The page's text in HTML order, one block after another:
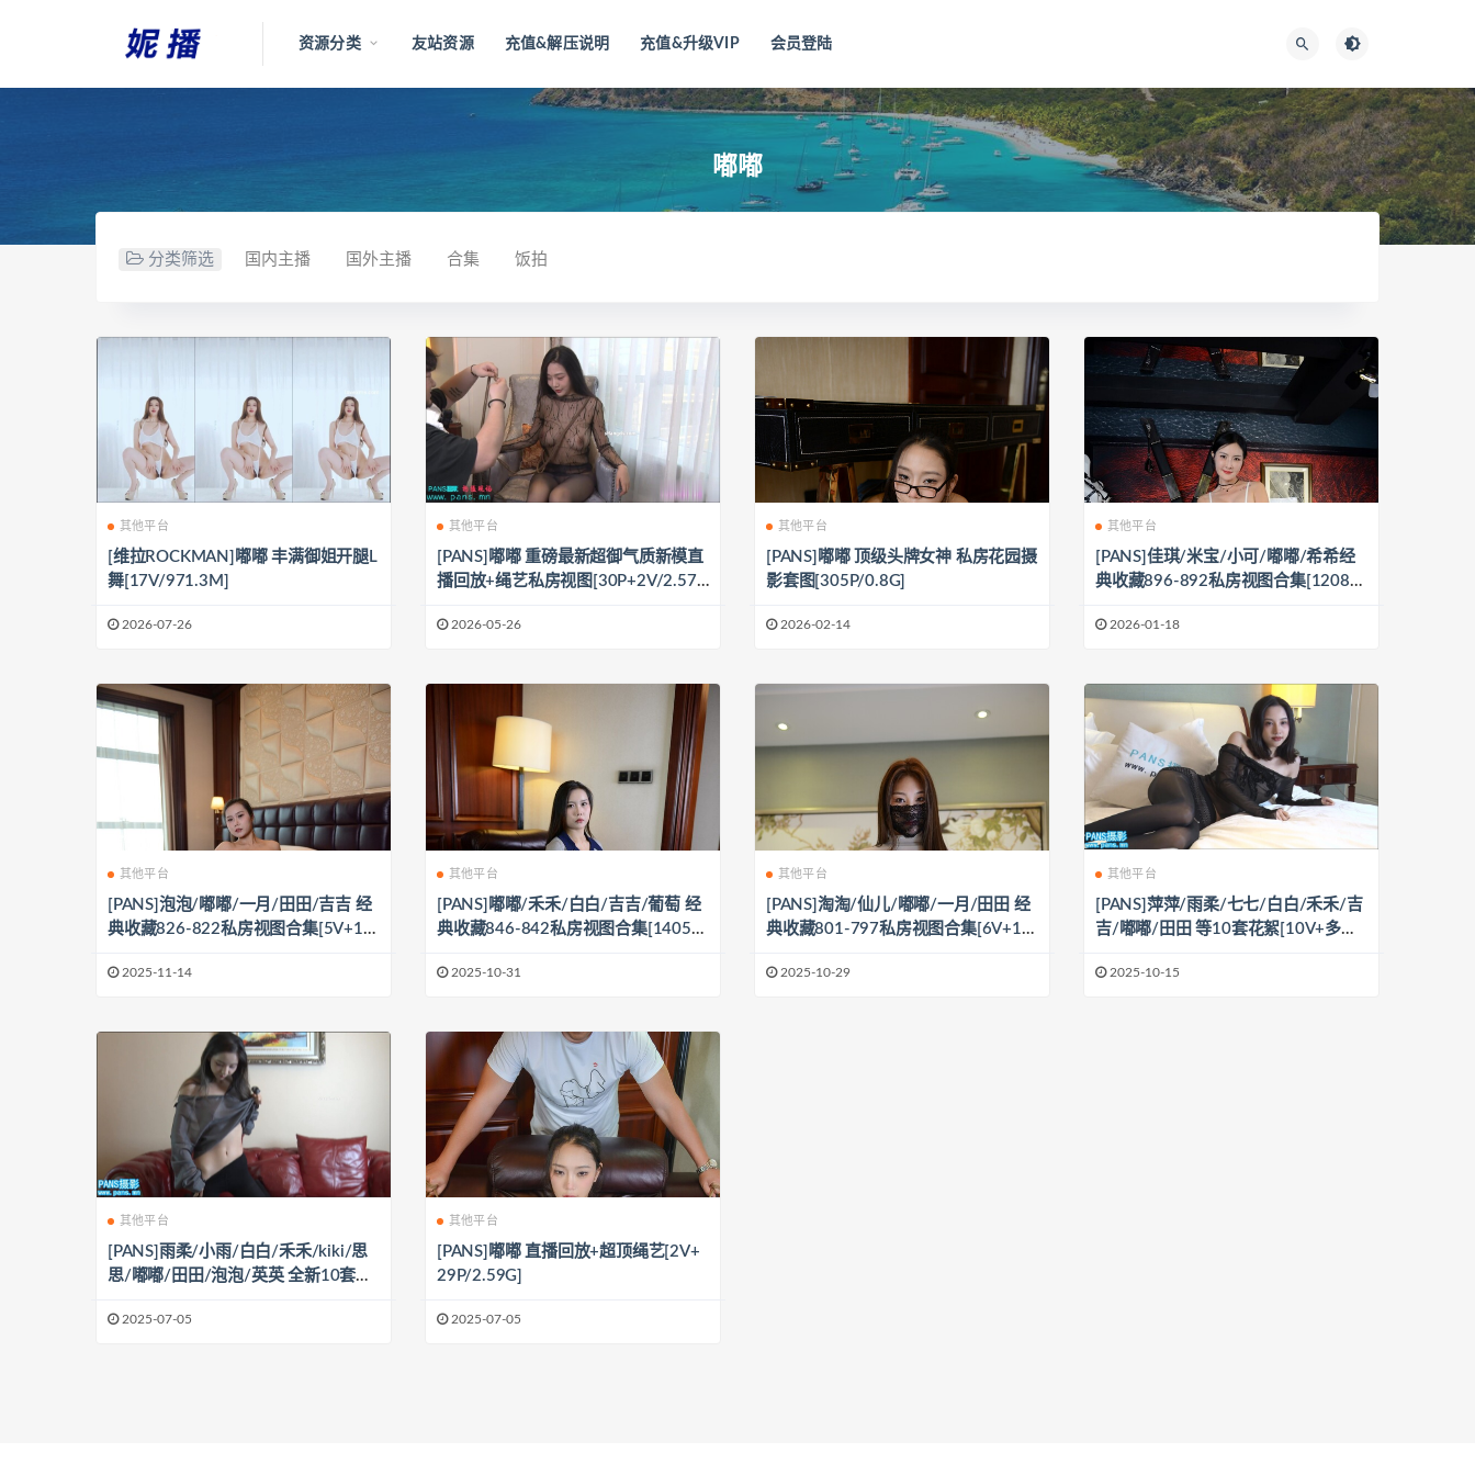
资源分类 友站资源 充值&解压说明 充值&升级VIP 会员登陆
嘟嘟
分类筛选 国内主播 国外主播 合集 饭拍
其他平台
[维拉ROCKMAN]嘟嘟 丰满御姐开腿L
舞[17V/971.3M]
2026-07-26
其他平台
[PANS]嘟嘟 重磅最新超御气质新模直
播回放+绳艺私房视图[30P+2V/2.57
2026-05-26
其他平台
[PANS]嘟嘟 顶级头牌女神 私房花园摄
影套图[305P/0.8G]
2026-02-14
其他平台
[PANS]佳琪/米宝/小可/嘟嘟/希希经
典收藏896-892私房视图合集[1208P
2026-01-18
其他平台
[PANS]泡泡/嘟嘟/一月/田田/吉吉 经
典收藏826-822私房视图合集[5V+12
2025-11-14
其他平台
[PANS]嘟嘟/禾禾/白白/吉吉/葡萄 经
典收藏846-842私房视图合集[1405P
2025-10-31
其他平台
[PANS]淘淘/仙儿/嘟嘟/一月/田田 经
典收藏801-797私房视图合集[6V+14
2025-10-29
其他平台
[PANS]萍萍/雨柔/七七/白白/禾禾/吉
吉/嘟嘟/田田 等10套花絮[10V+多套
2025-10-15
其他平台
[PANS]雨柔/小雨/白白/禾禾/kiki/思
思/嘟嘟/田田/泡泡/英英 全新10套花
2025-07-05
其他平台
[PANS]嘟嘟 直播回放+超顶绳艺[2V+
29P/2.59G]
2025-07-05